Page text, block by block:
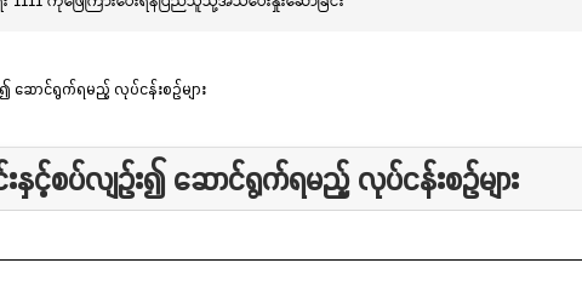
၍ ဆောင်ရွက်ရမည့် လုပ်ငန်းစဉ်များ
းနှင့်စပ်လျဉ်း၍ ဆောင်ရွက်ရမည့် လုပ်ငန်းစဉ်များ